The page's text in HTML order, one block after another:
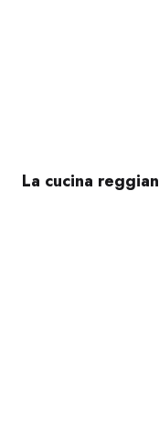
La cucina